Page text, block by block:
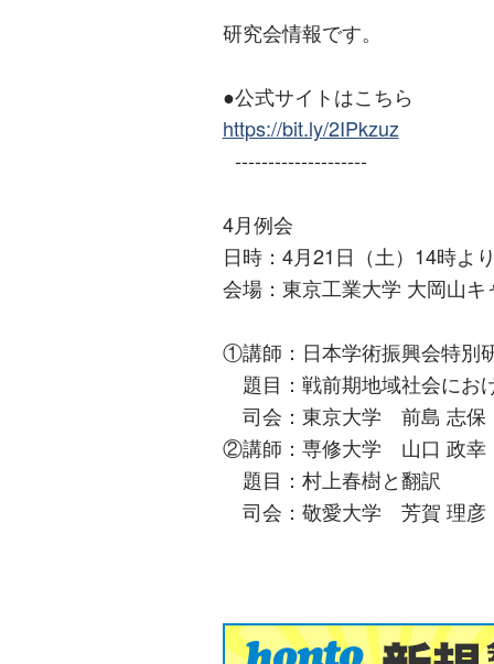
研究会情報です。
●公式サイトはこちら
https://bit.ly/2IPkzuz
--------------------
4月例会
日時：4月21日（土）14時よ
会場：東京工業大学 大岡山
①講師：日本学術振興会特
題目：戦前期地域社会にお
司会：東京大学 前島 志保
②講師：専修大学 山口 政幸
題目：村上春樹と翻訳
司会：敬愛大学 芳賀 理彦